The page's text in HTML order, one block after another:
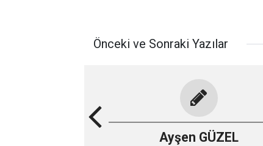
Önceki ve Sonraki Yazılar
Ayşen GÜZEL